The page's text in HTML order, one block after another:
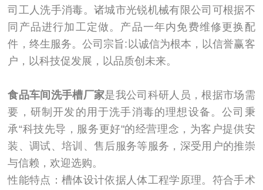
司工人洗手消毒。诸城市光锐机械有限公司可根据不
同产品进行加工定做。产品一年内免费维修更换配
件，终生服务。公司宗旨: 以诚信为根本，以信誉赢客
户，以科技促发展，以品质创未来。
食品车间洗手槽厂家是我公司科研人员，根据市场需
要，研制开发的用于洗手消毒的理想设备。公司秉
承“科技先导，服务更好"的经营理念，为客户提供安
装、调试、培训、售后服务等服务，深受用户的推崇
与信赖，欢迎选购。
性能特点：槽体设计依据人体工程学原理。符合手术